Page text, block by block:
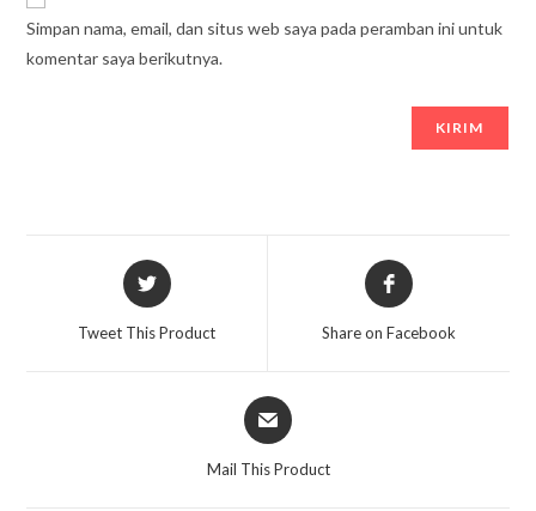
Simpan nama, email, dan situs web saya pada peramban ini untuk
komentar saya berikutnya.
Opens
in
Tweet This Product
Opens
in
Share on Facebook
Opens
in
Mail This Product